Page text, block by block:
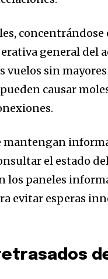
general del
vuelos sin
causar
el estado
los paneles
evitar esperas